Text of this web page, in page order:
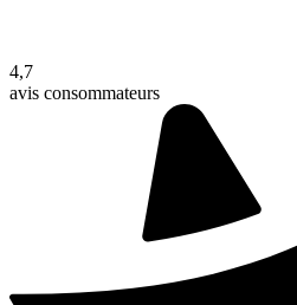
4,7
avis consommateurs